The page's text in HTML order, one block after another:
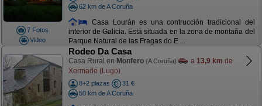
7 Fotos
Video
62 km de A Coruña
Casa Lourán es una contrucción tradicional del
interior de Galicia. Está situada en la zona de montaña del
Parque Natural de las Fragas do E ...
Rodeo Da Casa
Casa Rural en Monfero (A Coruña) a 13,9 km de
Xermade (Lugo)
8+2 plazas
31 €
50 km de A Coruña